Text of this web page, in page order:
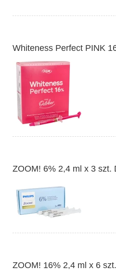
Whiteness Perfect PINK
ZOOM! 6% 2,4 ml x 3 szt.
ZOOM! 16% 2,4 ml x 6